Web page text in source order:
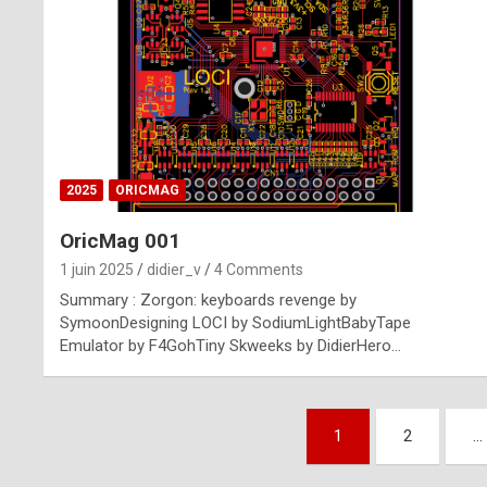
2025 ORICMAG
OricMag 001
1 juin 2025 didier_v 4 Comments
Summary : Zorgon: keyboards revenge by
SymoonDesigning LOCI by SodiumLightBabyTape
Emulator by F4GohTiny Skweeks by DidierHero…
1 2 …